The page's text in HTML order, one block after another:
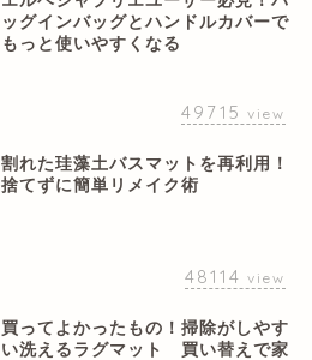
ッグインバッグとハンドルカバーで
もっと使いやすくなる
49715 view
割れた珪藻土バスマットを再利用！
捨てずに簡単リメイク術
48114 view
買ってよかったもの！掃除がしやす
い洗えるラグマット 買い替えで家